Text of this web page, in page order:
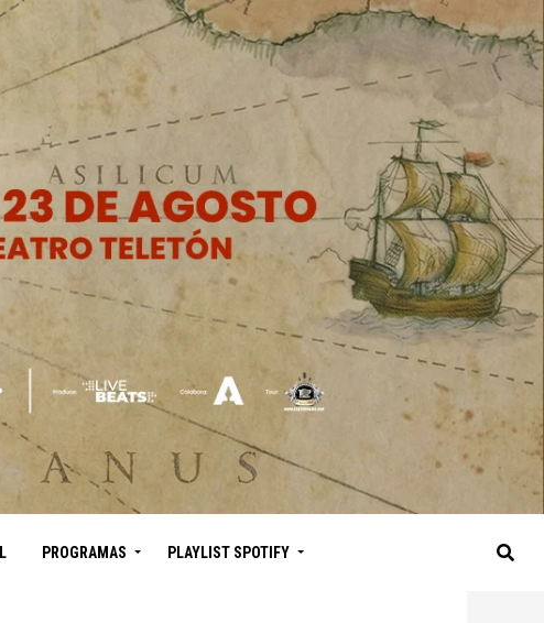
PROGRAMAS PLAYLIST SPOTIFY